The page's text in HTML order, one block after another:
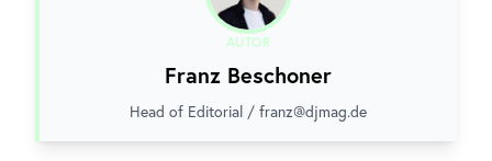
AUTOR
Franz Beschoner
Head of Editorial / franz@djmag.de